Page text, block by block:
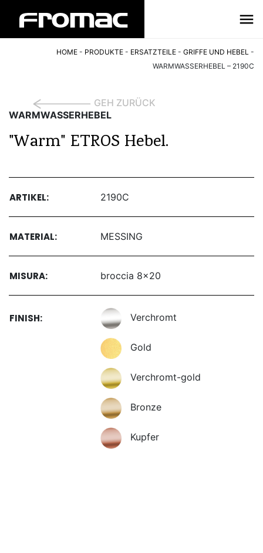
HOME - PRODUKTE - ERSATZTEILE - GRIFFE UND HEBEL -
WARMWASSERHEBEL – 2190C
GEH ZURÜCK
WARMWASSERHEBEL
"Warm" ETROS Hebel.
ARTIKEL: 2190C
MATERIAL: MESSING
MISURA: broccia 8x20
FINISH: Verchromt
Gold
Verchromt-gold
Bronze
Kupfer